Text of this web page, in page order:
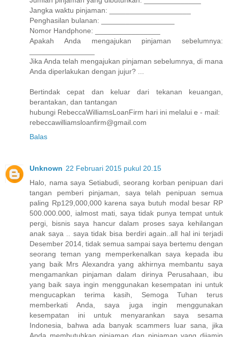
Jangka waktu pinjaman: ____________________
Penghasilan bulanan: __________________
Nomor Handphone: ________________
Apakah Anda mengajukan pinjaman sebelumnya:
Jika Anda telah mengajukan pinjaman sebelumnya, di mana
Anda diperlakukan dengan jujur? ...
Bertindak cepat dan keluar dari tekanan keuangan,
berantakan, dan tantangan
hubungi RebeccaWilliamsLoanFirm hari ini melalui e - mail:
rebeccawilliamsloanfirm@gmail.com
Balas
Unknown 22 Februari 2015 pukul 20.15
Halo, nama saya Setiabudi, seorang korban penipuan dari
tangan pemberi pinjaman, saya telah penipuan semua
paling Rp129,000,000 karena saya butuh modal besar RP
500.000.000, ialmost mati, saya tidak punya tempat untuk
pergi, bisnis saya hancur dalam proses saya kehilangan
anak saya .. saya tidak bisa berdiri again..all hal ini terjadi
Desember 2014, tidak semua sampai saya bertemu dengan
seorang teman yang memperkenalkan saya kepada ibu
yang baik Mrs Alexandra yang akhirnya membantu saya
mengamankan pinjaman dalam dirinya Perusahaan, ibu
yang baik saya ingin menggunakan kesempatan ini untuk
mengucapkan terima kasih, Semoga Tuhan terus
memberkati Anda, saya juga ingin menggunakan
kesempatan ini untuk menyarankan saya sesama
Indonesia, bahwa ada banyak scammers luar sana, jika